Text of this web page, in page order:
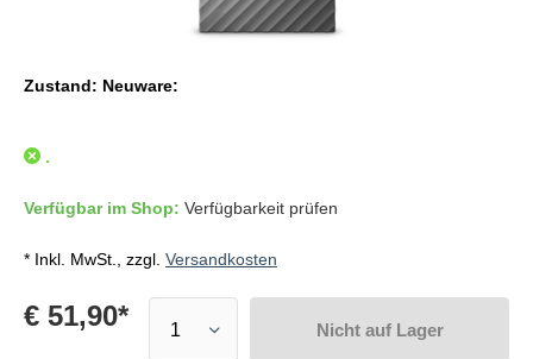
Zustand: Neuware:
.
Verfügbar im Shop: Verfügbarkeit prüfen
* Inkl. MwSt., zzgl. Versandkosten
€ 51,90* Nicht auf Lager